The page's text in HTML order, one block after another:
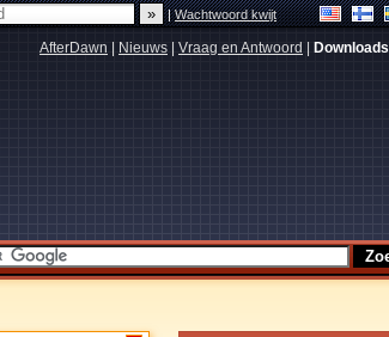
|Wachtwoord kwijt
AfterDawn Nieuws Vraag en Antwoord Downloads